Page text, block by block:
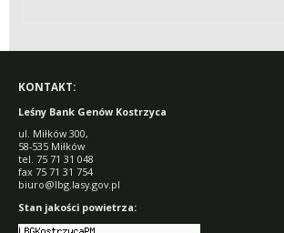
KONTAKT:
Leśny Bank Genów Kostrzyca
ul. Miłków 300,
58-535 Miłków
tel. 75 71 31 048
fax 75 71 31 754
biuro@lbg.lasy.gov.pl
Stan jakości powietrza: